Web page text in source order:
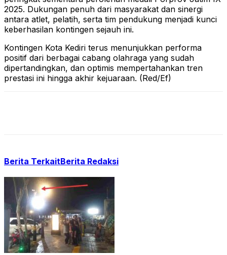
2025. Dukungan penuh dari masyarakat dan sinergi
antara atlet, pelatih, serta tim pendukung menjadi kunci
keberhasilan kontingen sejauh ini.
Kontingen Kota Kediri terus menunjukkan performa
positif dari berbagai cabang olahraga yang sudah
dipertandingkan, dan optimis mempertahankan tren
prestasi ini hingga akhir kejuaraan. (Red/Ef)
Berita TerkaitBerita Redaksi